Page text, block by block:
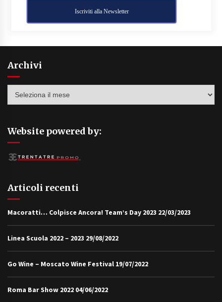
Iscriviti alla Newsletter
Archivi
Website powered by:
Articoli recenti
Macoratti… Colpisce Ancora! Team’s Day 2023 22/03/2023
Linea Scuola 2022 – 2023 29/08/2022
Go Wine – Moscato Wine Festival 19/07/2022
Roma Bar Show 2022 04/06/2022